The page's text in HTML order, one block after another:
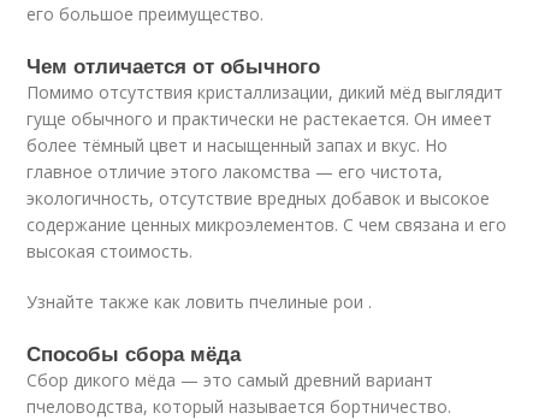
его большое преимущество.
Чем отличается от обычного
Помимо отсутствия кристаллизации, дикий мёд выглядит
гуще обычного и практически не растекается. Он имеет
более тёмный цвет и насыщенный запах и вкус. Но
главное отличие этого лакомства — его чистота,
экологичность, отсутствие вредных добавок и высокое
содержание ценных микроэлементов. С чем связана и его
высокая стоимость.
Узнайте также как ловить пчелиные рои .
Способы сбора мёда
Сбор дикого мёда — это самый древний вариант
пчеловодства, который называется бортничество.